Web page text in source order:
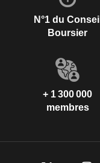
N°1 du Conseil
Boursier
+ 1 300 000
membres